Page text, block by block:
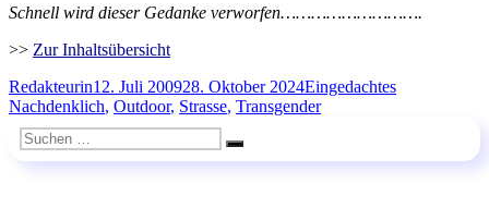
Schnell wird dieser Gedanke verworfen……………………….
>> Zur Inhaltsübersicht
Autor
RedakteurinVeröffentlicht
am
12. Juli 200928. Oktober 2024Kategorien
EingedachtesSchlagwörter
Nachdenklich, Outdoor, Strasse, Transgender
Suchen
nach:
Suchen